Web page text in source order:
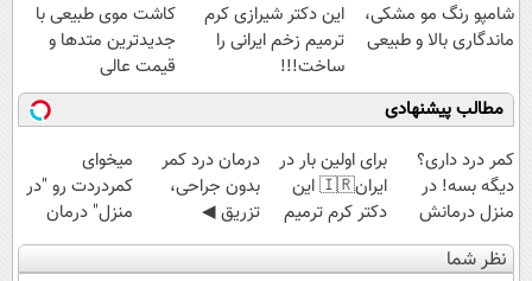
شامپو رنگ مو مشکی،
ماندگاری بالا و طبیعی
این دکتر شیرازی کرم
ترمیم زخم ایرانی را
ساخت!!!
کاشت موی طبیعی با
جدیدترین متدها و
قیمت عالی
مطالب پیشنهادی
کمر درد داری؟
دیگه بسه! در
منزل درمانش
کن
(◀پرسش‌نامه)
برای اولین بار در
ایران🇮🇷 این
دکتر کرم ترمیم
کننده 23 روزه
ساخت!
درمان درد کمر
بدون جراحی،
تزریق ◀
پرسش‌نامه رو پر
کن ▶
میخوای
کمردردت رو "در
منزل" درمان
کنی؟ (◂فیلم +
◂پرسش‌نامه)
نظر شما